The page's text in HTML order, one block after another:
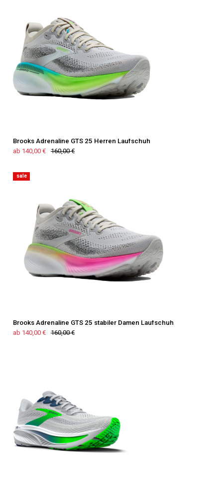
Brooks Adrenaline GTS 25 Herren Laufschuh
ab 140,00 €
160,00 €
sale
Brooks Adrenaline GTS 25 stabiler Damen Laufschuh
ab 140,00 €
160,00 €